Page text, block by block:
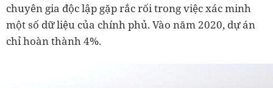
chuyên gia độc lập gặp rắc rối trong việc xác minh
một số dữ liệu của chính phủ. Vào năm 2020, dự án
chỉ hoàn thành 4%.